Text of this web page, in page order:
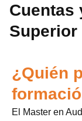
Cuentas
¿Quién
El Master en